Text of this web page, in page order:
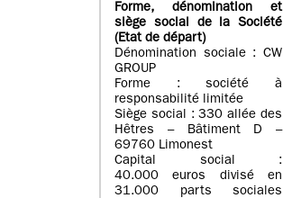
Forme, dénomination et
siège social de la Société
(Etatde départ)
Dénomination sociale : CW
GROUP
Forme : société à
responsabilité limitée
Siège social : 330 allée des
Hêtres – Bâtiment D –
69760 Limonest
Capital social :
40.000 euros divisé en
31.000 parts sociales